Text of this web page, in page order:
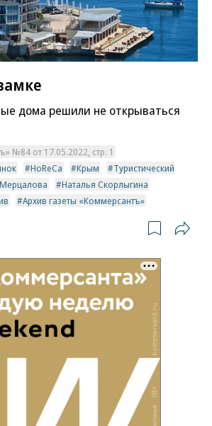
дома решили не открываться
№84 от 17.05.2022, стр. 1
HoReCa Крым
Туристический
Наталья Скорлыгина
Архив газеты «Коммерсантъ»